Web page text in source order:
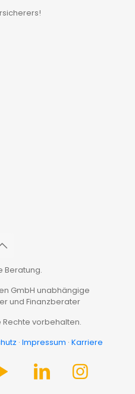
Beratung.
GmbH unabhängige
und Finanzberater
Rechte vorbehalten.
· Impressum · Karriere